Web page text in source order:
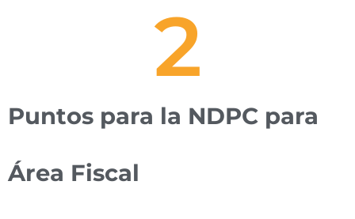
Puntos para la NDPC para
Área Fiscal
2